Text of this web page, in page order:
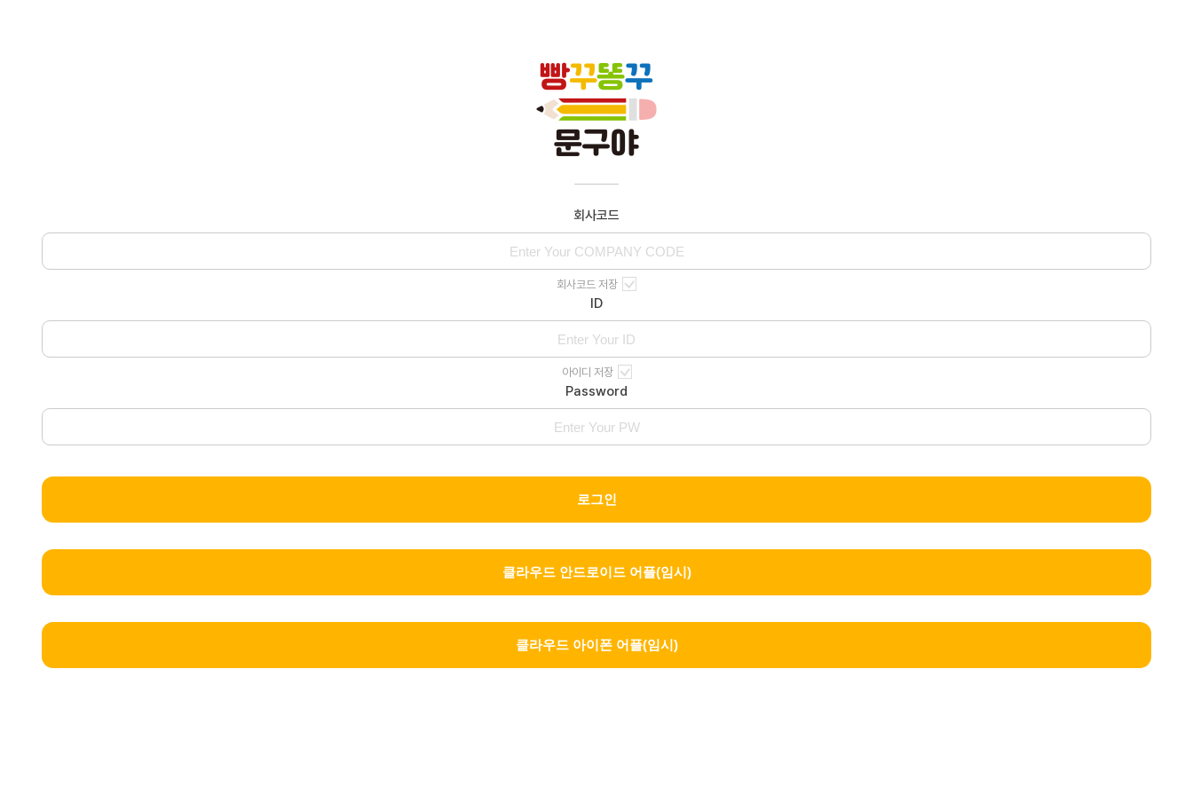
회사코드
회사코드 저장
ID
아이디 저장
Password